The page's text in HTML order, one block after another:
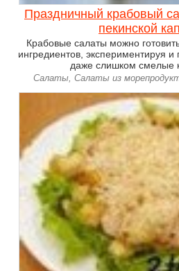
Праздничный крабовый
пекинской
Крабовые салаты можно
ингредиентов, экспериментируя
даже слишком смелые
Салаты, Салаты из